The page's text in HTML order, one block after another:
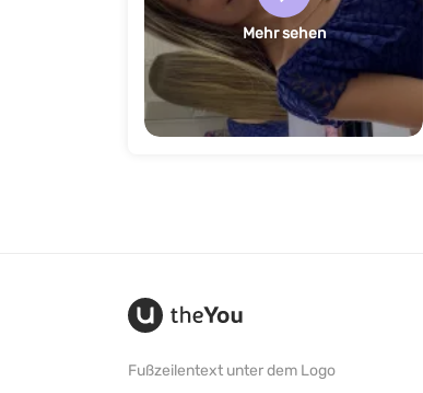
Mehr sehen
Fußzeilentext unter dem Logo